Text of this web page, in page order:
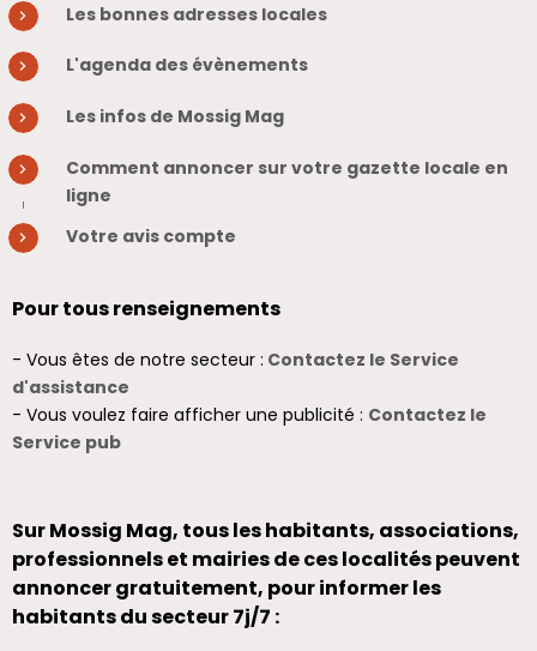
Les bonnes adresses locales
L'agenda des évènements
Les infos de Mossig Mag
Comment annoncer sur votre gazette locale en
ligne
Votre avis compte
Pour tous renseignements
- Vous êtes de notre secteur : Contactez le Service
d'assistance
- Vous voulez faire afficher une publicité : Contactez le
Service pub
Sur Mossig Mag, tous les habitants, associations,
professionnels et mairies de ces localités peuvent
annoncer gratuitement, pour informer les
habitants du secteur 7j/7 :